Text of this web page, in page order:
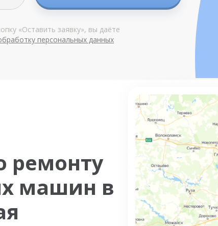
«Оставить заявку», вы даёте
персональных данных
ремонту
машин в